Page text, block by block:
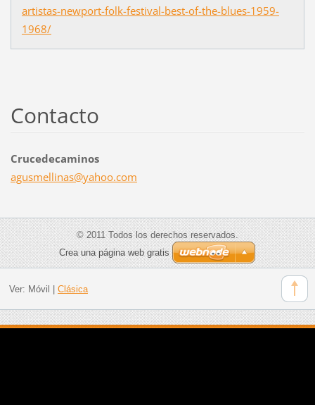
artistas-newport-folk-festival-best-of-the-blues-1959-
1968/
Contacto
Crucedecaminos
agusmellinas@yahoo.com
© 2011 Todos los derechos reservados.
Crea una página web gratis
Ver: Móvil Clásica